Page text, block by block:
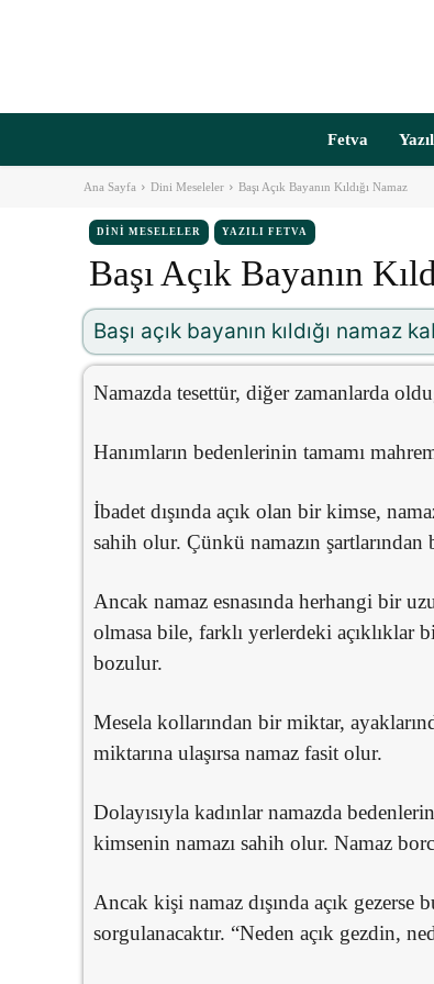
Fetva
Ana Sayfa Dini Meseleler Başı Açık Bayanın Kıldığı Namaz
DINI MESELELER YAZILI FETVA
Başı Açık Bayanın
Başı açık bayanın kıldığı namaz
Namazda tesettür, diğer zamanlarda
Hanımların bedenlerinin tamamı
İbadet dışında açık olan bir kimse,
sahih olur. Çünkü namazın
Ancak namaz esnasında herhangi bir
olmasa bile, farklı yerlerdeki açıklıklar
bozulur.
Mesela kollarından bir miktar,
miktarına ulaşırsa namaz fasit olur.
Dolayısıyla kadınlar namazda
kimsenin namazı sahih olur. Namaz
Ancak kişi namaz dışında açık
sorgulanacaktır. “Neden açık gezdin,